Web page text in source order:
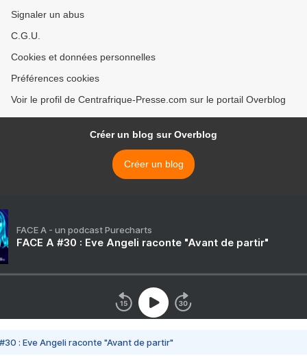
Signaler un abus
C.G.U.
Cookies et données personnelles
Préférences cookies
Voir le profil de Centrafrique-Presse.com sur le portail Overblog
Créer un blog sur Overblog
Créer un blog
FACE A - un podcast Purecharts
FACE A #30 : Eve Angeli raconte "Avant de partir"
#30 : Eve Angeli raconte "Avant de partir"